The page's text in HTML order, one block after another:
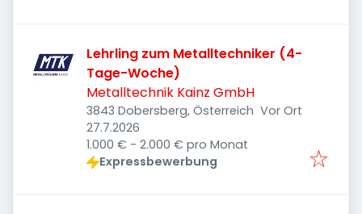
Lehrling zum Metalltechniker (4-
Tage-Woche)
Metalltechnik Kainz GmbH
3843 Dobersberg, Österreich Vor Ort
Veröffentlicht
27.7.2026
1.000 € - 2.000 € pro Monat
Expressbewerbung